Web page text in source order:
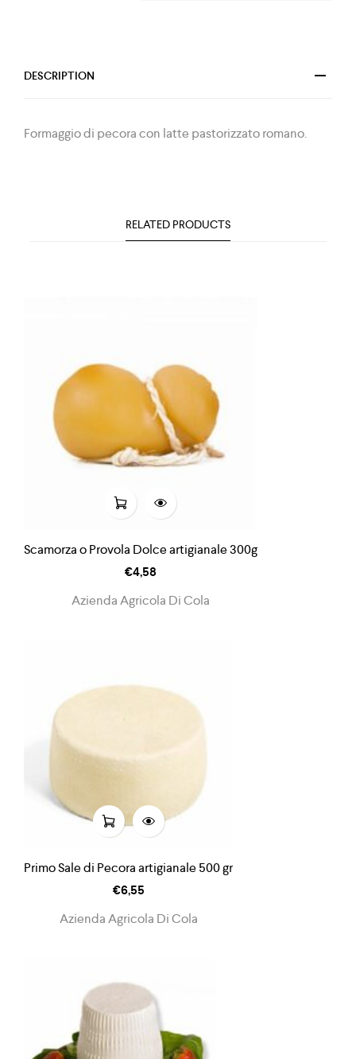
DESCRIPTION
Formaggio di pecora con latte pastorizzato romano.
RELATED PRODUCTS
Scamorza o Provola Dolce artigianale 300g
€4,58
Azienda Agricola Di Cola
Primo Sale di Pecora artigianale 500 gr
€6,55
Azienda Agricola Di Cola